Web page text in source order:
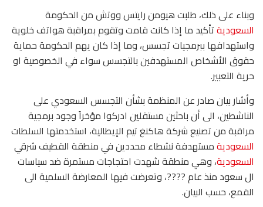
وبناء على ذلك، طلبت هيومن رايتس ووتش من الحكومة
السعوديةتأكيد ما إذا كانت قامت وتقوم بمراقبة هواتف خلوية
واستهدافها ببرمجيات تجسس، وما إذا كان يهم الحكومة حماية
حقوق الأشخاص المستهدفين بالتجسس سواء في الخصوصية او
حرية التعبير.
وأشار بيان صادر عن المنظمة بشأن التجسس السعودي على
الناشطين، الى أن باحثين مستقلين ادركوا مؤخراً وجود برمجية
مراقبة من تصنيع شركة هاكنغ تيم الإيطالية، استخدمتها السلطات
السعوديةمستهدفة نشطاء محددين في منطقة القطيف شرقي
السعودية، وهي منطقة شهدت احتجاجات مستمرة ضد سياسات
ال سعود منذ عام ????، وتعرضت فيها المعارضة السلمية الى
القمع، حسب البيان.